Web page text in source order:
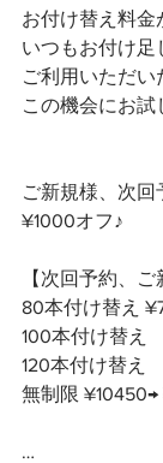
お付け替え料金
いつもお付け足
ご利用いただ
この機会にお
ご新規様、次回
¥1000オフ♪
【次回予約、ご
80本付け替え
100本付け替え
120本付け替え
無制限
…